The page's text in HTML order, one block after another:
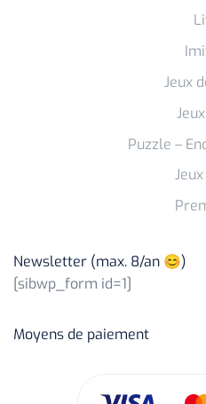
Jeux
Puzzle –
Newsletter (max. 8/an 😊)
[sibwp_form id=1]
Moyens de paiement